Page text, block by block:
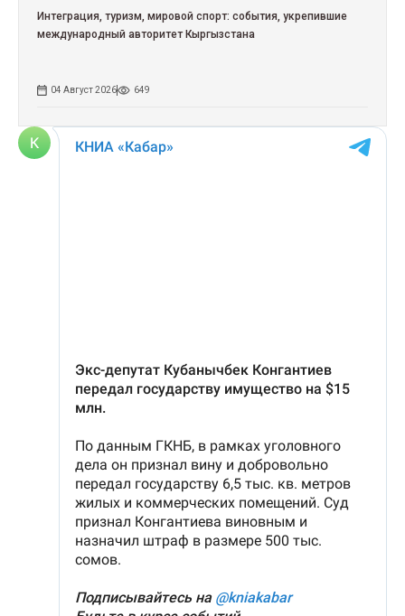
Интеграция, туризм, мировой спорт: события, укрепившие
международный авторитет Кыргызстана
04 Август 2026 649